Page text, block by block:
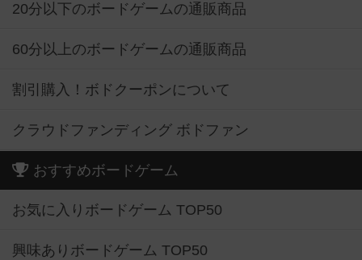
20分以下のボードゲームの通販商品
60分以上のボードゲームの通販商品
割引購入！ボドクーポンについて
クラウドファンディング ボドファン
おすすめボードゲーム
お気に入りボードゲーム TOP50
興味ありボードゲーム TOP50